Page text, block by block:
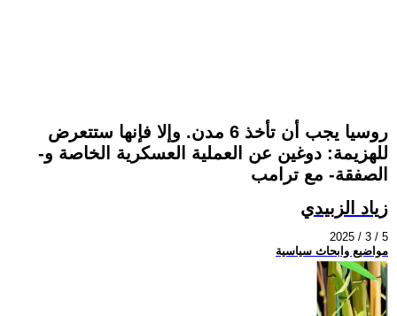
روسيا يجب أن تأخذ 6 مدن. وإلا فإنها ستتعرض
للهزيمة: دوغين عن العملية العسكرية الخاصة و-
الصفقة- مع ترامب
زياد الزبيدي
2025 / 3 / 5
مواضيع وابحاث سياسية